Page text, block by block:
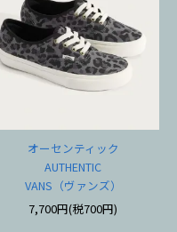
オーセンティック
AUTHENTIC
VANS（ヴァンズ）
7,700円(税700円)